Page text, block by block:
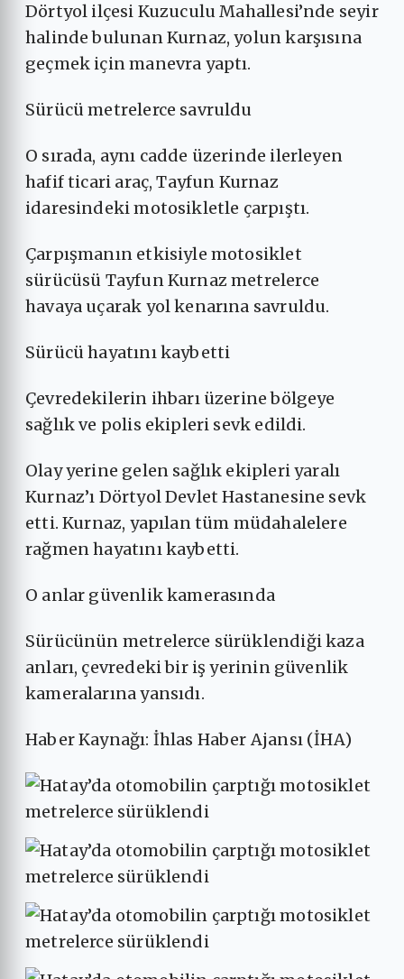
Dörtyol ilçesi Kuzuculu Mahallesi’nde seyir
halinde bulunan Kurnaz, yolun karşısına
geçmek için manevra yaptı.
Sürücü metrelerce savruldu
O sırada, aynı cadde üzerinde ilerleyen
hafif ticari araç, Tayfun Kurnaz
idaresindeki motosikletle çarpıştı.
Çarpışmanın etkisiyle motosiklet
sürücüsü Tayfun Kurnaz metrelerce
havaya uçarak yol kenarına savruldu.
Sürücü hayatını kaybetti
Çevredekilerin ihbarı üzerine bölgeye
sağlık ve polis ekipleri sevk edildi.
Olay yerine gelen sağlık ekipleri yaralı
Kurnaz’ı Dörtyol Devlet Hastanesine sevk
etti. Kurnaz, yapılan tüm müdahalelere
rağmen hayatını kaybetti.
O anlar güvenlik kamerasında
Sürücünün metrelerce sürüklendiği kaza
anları, çevredeki bir iş yerinin güvenlik
kameralarına yansıdı.
Haber Kaynağı: İhlas Haber Ajansı (İHA)